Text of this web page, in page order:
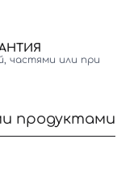
частями или при
продуктами